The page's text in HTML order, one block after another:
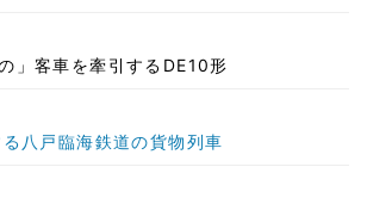
」客車を牽引するDE10形
八戸臨海鉄道の貨物列車